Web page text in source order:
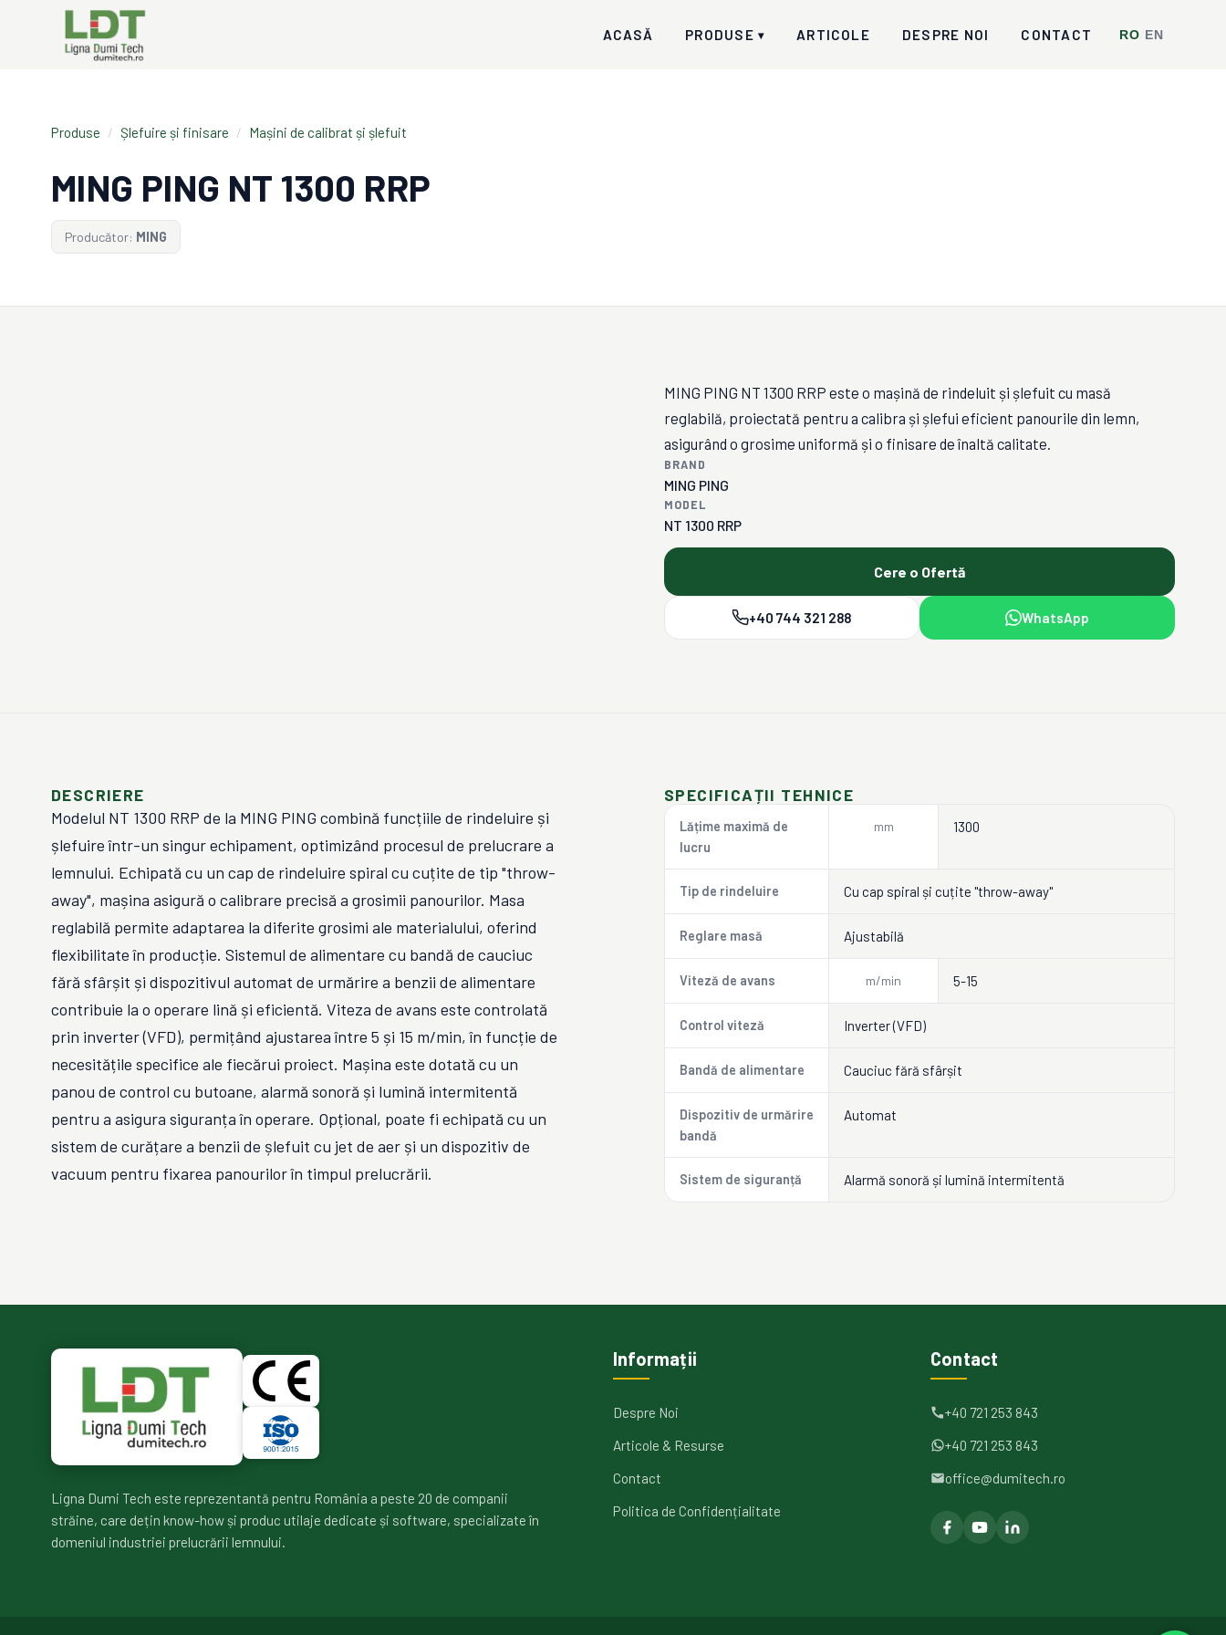
ACASĂ PRODUSE ▾ ARTICOLE DESPRE NOI CONTACT RO EN
Produse / Șlefuire și finisare / Mașini de calibrat și șlefuit
MING PING NT 1300 RRP
Producător: MING
MING PING NT 1300 RRP este o mașină de rindeluit și șlefuit cu masă
reglabilă, proiectată pentru a calibra și șlefui eficient panourile din lemn,
asigurând o grosime uniformă și o finisare de înaltă calitate.
BRAND
MING PING
MODEL
NT 1300 RRP
Cere o Ofertă
+40 744 321 288 WhatsApp
DESCRIERE
Modelul NT 1300 RRP de la MING PING combină funcțiile de rindeluire și
șlefuire într-un singur echipament, optimizând procesul de prelucrare a
lemnului. Echipată cu un cap de rindeluire spiral cu cuțite de tip "throw-
away", mașina asigură o calibrare precisă a grosimii panourilor. Masa
reglabilă permite adaptarea la diferite grosimi ale materialului, oferind
flexibilitate în producție. Sistemul de alimentare cu bandă de cauciuc
fără sfârșit și dispozitivul automat de urmărire a benzii de alimentare
contribuie la o operare lină și eficientă. Viteza de avans este controlată
prin inverter (VFD), permițând ajustarea între 5 și 15 m/min, în funcție de
necesitățile specifice ale fiecărui proiect. Mașina este dotată cu un
panou de control cu butoane, alarmă sonoră și lumină intermitentă
pentru a asigura siguranța în operare. Opțional, poate fi echipată cu un
sistem de curățare a benzii de șlefuit cu jet de aer și un dispozitiv de
vacuum pentru fixarea panourilor în timpul prelucrării.
SPECIFICAȚII TEHNICE
Lățime maximă de
lucru
mm 1300
Tip de rindeluire Cu cap spiral și cuțite "throw-away"
Reglare masă Ajustabilă
Viteză de avans m/min 5-15
Control viteză Inverter (VFD)
Bandă de alimentare Cauciuc fără sfârșit
Dispozitiv de urmărire
bandă
Automat
Sistem de siguranță Alarmă sonoră și lumină intermitentă
Ligna Dumi Tech este reprezentantă pentru România a peste 20 de companii
străine, care dețin know-how și produc utilaje dedicate și software, specializate în
domeniul industriei prelucrării lemnului.
Informații
Despre Noi
Articole & Resurse
Contact
Politica de Confidențialitate
Contact
+40 721 253 843
+40 721 253 843
office@dumitech.ro